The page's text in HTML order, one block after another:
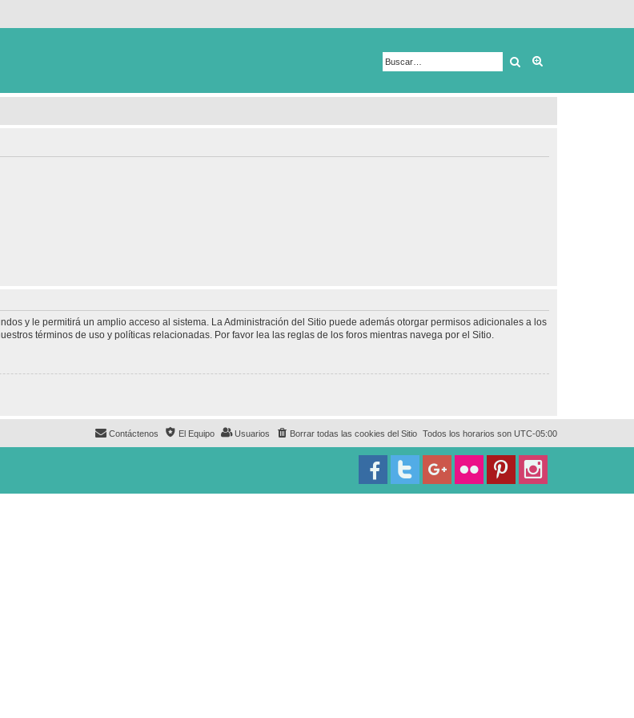
Buscar
y le permitirá un amplio acceso al sistema. La Administración del Sitio puede además otorgar permisos adicionales a los
términos de uso y políticas relacionadas. Por favor lea las reglas de los foros mientras navega por el Sitio.
Todos los horarios son UTC-05:00
Borrar todas las cookies del Sitio
Usuarios
El Equipo
Contáctenos